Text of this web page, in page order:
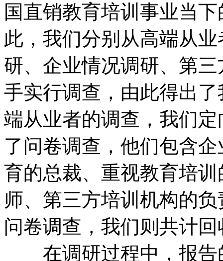
国直销教育培训事业当
此，我们分别从高端从
研、企业情况调研、第
手实行调查，由此得出
端从业者的调查，我们
了问卷调查，他们包含
育的总裁、重视教育培
师、第三方培训机构的
问卷调查，我们则共计
在调研过程中，报告